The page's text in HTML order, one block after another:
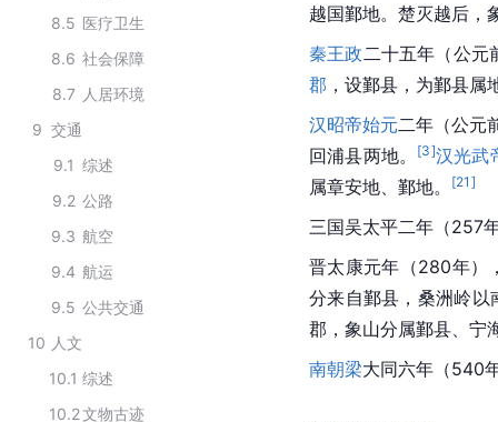
8.5 医疗卫生
8.6 社会保障
8.7 人居环境
9 交通
9.1 综述
9.2 公路
9.3 航空
9.4 航运
9.5 公共交通
10 人文
10.1 综述
10.2文物古迹
越国鄞地。楚灭越后，
秦王政 二十五年（公
郡 ，设鄞县，为鄞县属
汉昭帝始元二年（公元
回浦县两地。
[3]汉光武
属章安地、鄞地。
[21 ]
三国吴太平二年（257
晋太康元年（280年）
分来自鄞县，桑洲岭以
郡，象山分属鄞县、宁
南朝梁大同六年（540